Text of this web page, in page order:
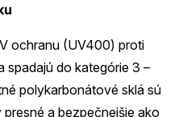
ochranu (UV400) proti
spadajú do kategórie 3 –
polykarbonátové sklá sú
a bezpečnejšie ako